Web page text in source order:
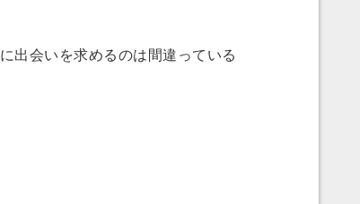
出会いを求めるのは間違っている